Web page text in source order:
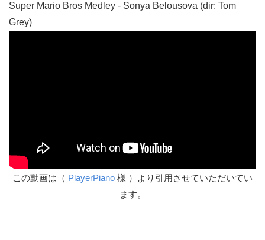
Super Mario Bros Medley - Sonya Belousova (dir: Tom
Grey)
この動画は（ PlayerPiano 様 ）より引用させていただいてい
ます。